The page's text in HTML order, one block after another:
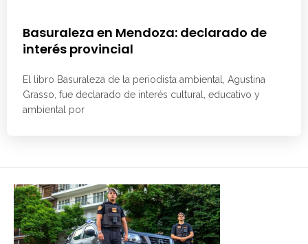
Basuraleza en Mendoza: declarado de
interés provincial
El libro Basuraleza de la periodista ambiental, Agustina
Grasso, fue declarado de interés cultural, educativo y
ambiental por